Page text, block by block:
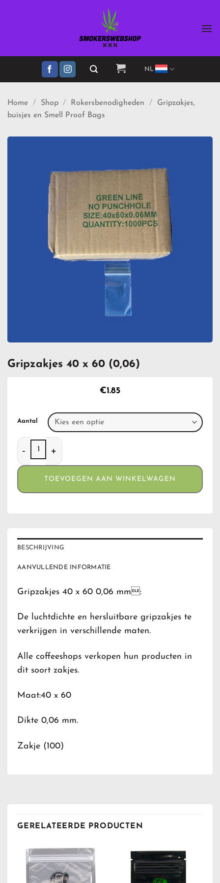
NL
Home / Shop / Rokersbenodigheden /
Gripzakjes,
buisjes en Smell Proof Bags
Gripzakjes 40 x 60 (0,06)
€1.85
Aantal
Gripzakjes 40 x 60 (0,06) aantal
TOEVOEGEN AAN WINKELWAGEN
BESCHRIJVING
AANVULLENDE INFORMATIE
Gripzakjes 40 x 60 0,06 mm:
De luchtdichte en hersluitbare gripzakjes te
verkrijgen in verschillende maten.
Alle coffeeshops verkopen hun producten in
dit soort zakjes.
Maat:40 x 60
Dikte 0,06 mm.
Zakje (100)
GERELATEERDE PRODUCTEN